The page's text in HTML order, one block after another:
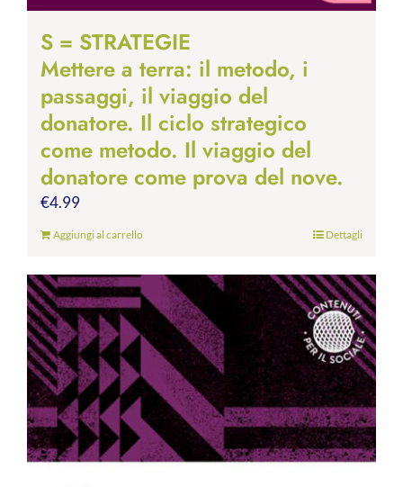
S = STRATEGIE
Mettere a terra: il metodo, i
passaggi, il viaggio del
donatore. Il ciclo strategico
come metodo. Il viaggio del
donatore come prova del nove.
€4.99
Aggiungi al carrello Dettagli